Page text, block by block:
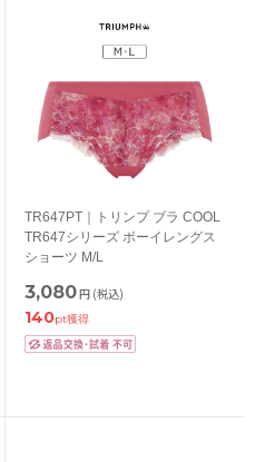
TR647PT｜トリンプ ブラ COOL
TR647シリーズ ボーイレングス
ショーツ M/L
3,080円 (税込)
140pt獲得